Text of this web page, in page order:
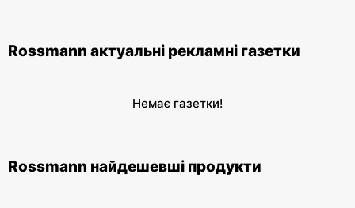
Rossmann актуальні рекламні газетки
Немає газетки!
Rossmann найдешевші продукти